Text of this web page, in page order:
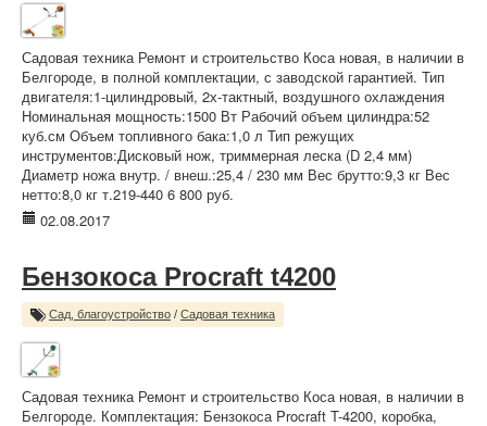
Садовая техника Ремонт и строительство Коса новая, в наличии в
Белгороде, в полной комплектации, с заводской гарантией. Тип
двигателя:1-цилиндровый, 2х-тактный, воздушного охлаждения
Номинальная мощность:1500 Вт Рабочий объем цилиндра:52
куб.см Объем топливного бака:1,0 л Тип режущих
инструментов:Дисковый нож, триммерная леска (D 2,4 мм)
Диаметр ножа внутр. / внеш.:25,4 / 230 мм Вес брутто:9,3 кг Вес
нетто:8,0 кг т.219-440 6 800 руб.
02.08.2017
Бензокоса Procraft t4200
Сад, благоустройство / Садовая техника
Садовая техника Ремонт и строительство Коса новая, в наличии в
Белгороде. Комплектация: Бензокоса Procraft T-4200, коробка,